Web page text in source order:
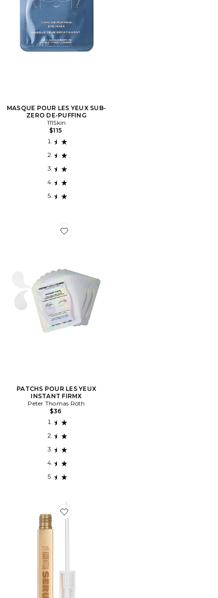
MASQUE POUR LES YEUX SUB-
ZERO DE-PUFFING
111Skin
$115
Favorite PATCHS POUR LES YEUX INSTANT FIRMX
PATCHS POUR LES YEUX
INSTANT FIRMX
Peter Thomas Roth
$36
Favorite SÉRUM CILS BABE LASH